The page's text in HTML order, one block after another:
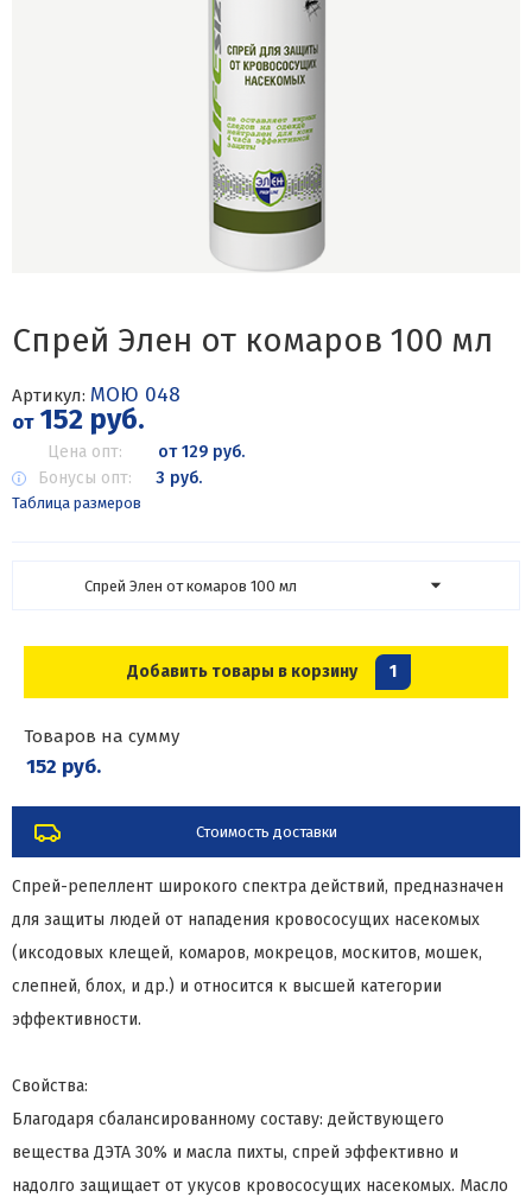
Спрей Элен от комаров 100 мл
Артикул: МОЮ 048
от152 руб.
Цена опт:
от 129 руб.
Бонусы опт:
3 руб.
Таблица размеров
Спрей Элен от комаров 100 мл
Добавить товары в корзину 1
Товаров на сумму
152 руб.
Стоимость доставки
Спрей-репеллент широкого спектра действий, предназначен
для защиты людей от нападения кровососущих насекомых
(иксодовых клещей, комаров, мокрецов, москитов, мошек,
слепней, блох, и др.) и относится к высшей категории
эффективности.
Свойства:
Благодаря сбалансированному составу: действующего
вещества ДЭТА 30% и масла пихты, спрей эффективно и
надолго защищает от укусов кровососущих насекомых. Масло